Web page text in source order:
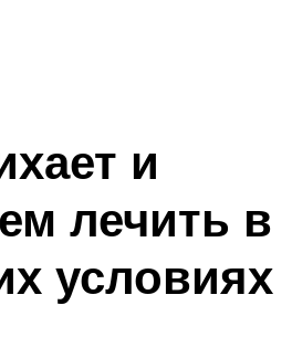
и
лечить в
условиях